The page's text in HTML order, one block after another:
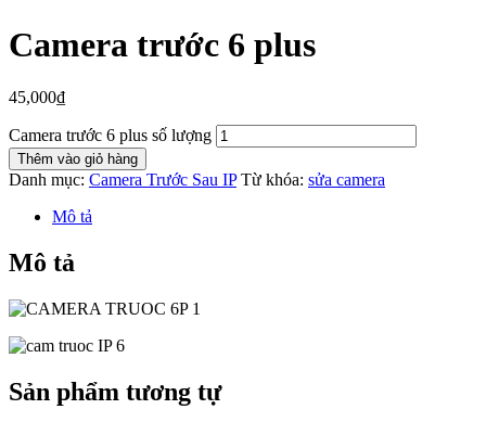
Camera trước 6 plus
45,000₫
Camera trước 6 plus số lượng
Thêm vào giỏ hàng
Danh mục: Camera Trước Sau IP Từ khóa: sửa camera
Mô tả
Mô tả
Sản phẩm tương tự